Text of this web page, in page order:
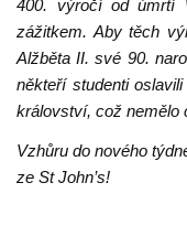
400. výročí od úmrtí
zážitkem. Aby těch
Alžběta II. své 90.
někteří studenti
království, což nemělo
Vzhůru do nového
ze St John’s!